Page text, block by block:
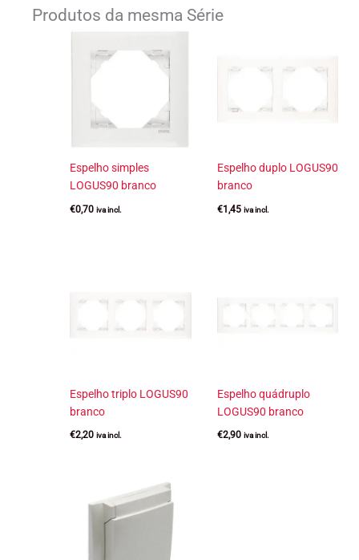
Produtos da mesma Série
Espelho simples
LOGUS90 branco
€0,70 iva incl.
Espelho duplo LOGUS90
branco
€1,45 iva incl.
Espelho triplo LOGUS90
branco
€2,20 iva incl.
Espelho quádruplo
LOGUS90 branco
€2,90 iva incl.